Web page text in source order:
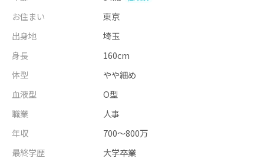
お住まい
東京
出身地
埼玉
身長
160cm
体型
やや細め
血液型
O型
職業
人事
年収
700～800万
最終学歴
大学卒業